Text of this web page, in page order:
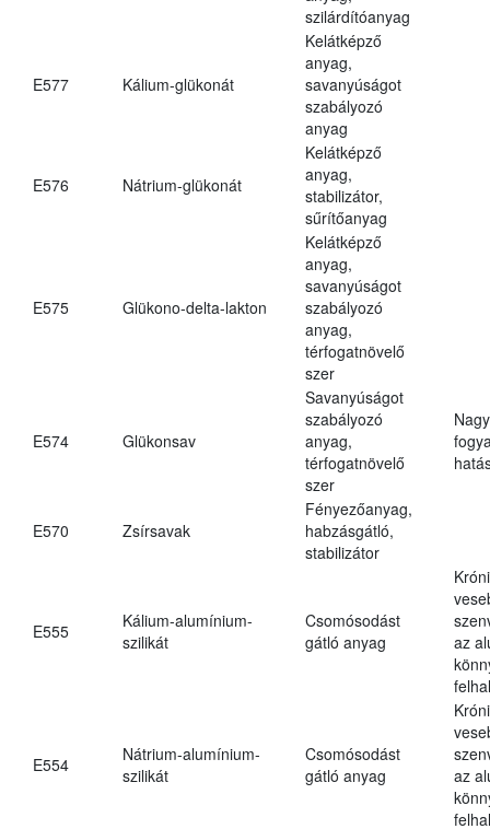
szilárdítóanyag
E577 Kálium-glükonát
Kelátképző
anyag,
savanyúságot
szabályozó
anyag
E576 Nátrium-glükonát
Kelátképző
anyag,
stabilizátor,
sűrítőanyag
E575 Glükono-delta-lakton
Kelátképző
anyag,
savanyúságot
szabályozó
anyag,
térfogatnövelő
szer
E574 Glükonsav
Savanyúságot
szabályozó
anyag,
térfogatnövelő
szer
E570 Zsírsavak
Fényezőanyag,
habzásgátló,
stabilizátor
E555
Kálium-alumínium-
szilikát
Csomósodást
gátló anyag
az
E554
Nátrium-alumínium-
szilikát
Csomósodást
gátló anyag
az